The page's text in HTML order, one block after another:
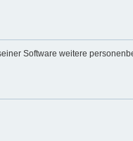
Software weitere